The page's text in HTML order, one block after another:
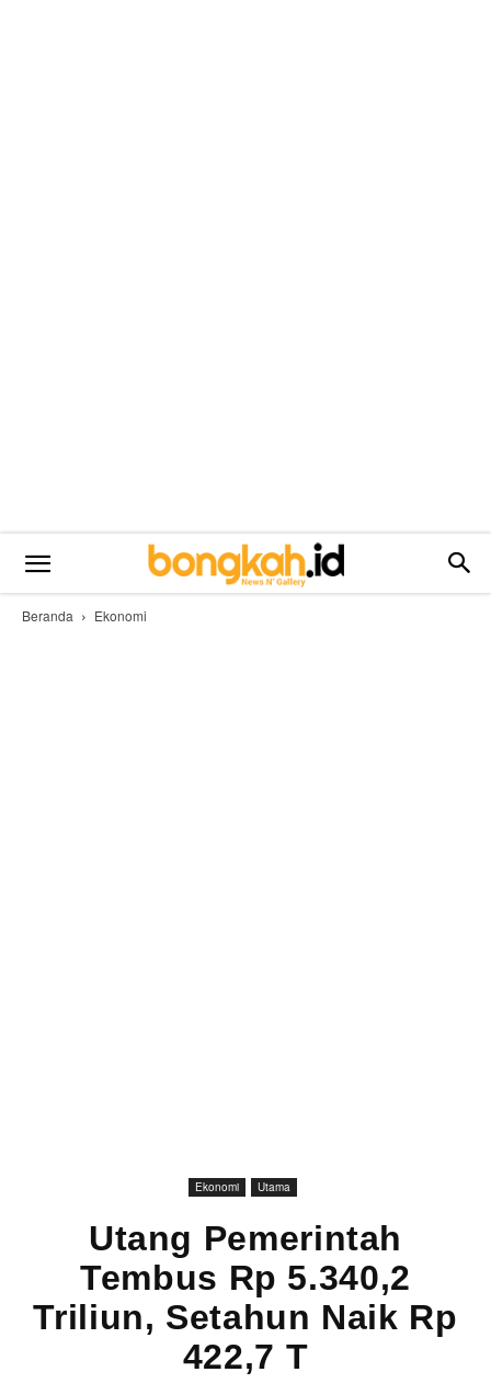
Beranda Ekonomi
Ekonomi Utama
Utang Pemerintah
Tembus Rp 5.340,2
Triliun, Setahun Naik Rp
422,7 T